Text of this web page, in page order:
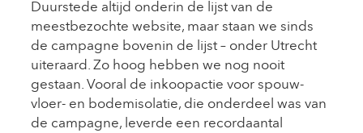
Duurstede altijd onderin de lijst van de
meestbezochte website, maar staan we sinds
de campagne bovenin de lijst – onder Utrecht
uiteraard. Zo hoog hebben we nog nooit
gestaan. Vooral de inkoopactie voor spouw-
vloer- en bodemisolatie, die onderdeel was van
de campagne, leverde een recordaantal